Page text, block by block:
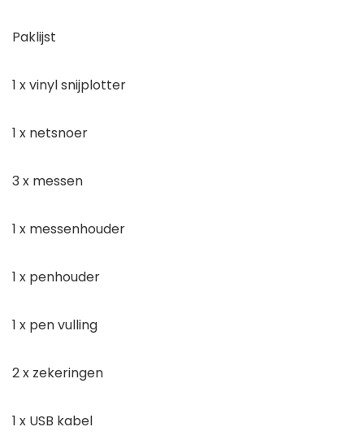
Paklijst
1 x vinyl snijplotter
1 x netsnoer
3 x messen
1 x messenhouder
1 x penhouder
1 x pen vulling
2 x zekeringen
1 x USB kabel